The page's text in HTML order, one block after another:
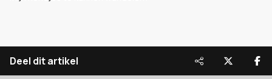
Deel dit artikel